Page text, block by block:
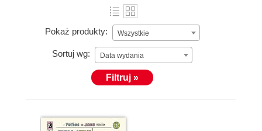
Pokaż produkty: Wszystkie
Sortuj wg: Data wydania
Filtruj »